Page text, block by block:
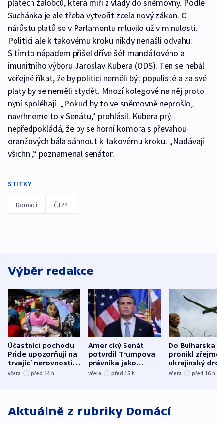
platech žalobců, která míří z vlády do sněmovny. Podle
Suchánka je ale třeba vytvořit zcela nový zákon. O
nárůstu platů se v Parlamentu mluvilo už v minulosti.
Politici ale k takovému kroku nikdy nenašli odvahu.
S tímto nápadem přišel dříve šéf mandátového a
imunitního výboru Jaroslav Kubera (ODS). Ten se nebál
veřejně říkat, že by politici neměli být populisté a za své
platy by se neměli stydět. Mnozí kolegové na něj proto
nyní spoléhají. „Pokud by to ve sněmovně neprošlo,
navrhneme to v Senátu,“ prohlásil. Kubera prý
nepředpokládá, že by se horní komora s převahou
oranžových bála sáhnout k takovému kroku. „Nadávají
všichni,“ poznamenal senátor.
ŠTÍTKY
Domácí ČT24
Výběr redakce
Účastníci pochodu
Pride upozorňují na
trvající nerovnosti i
společenskou
včera před 14 h
Americký Senát
potvrdil Trumpova
právníka jako
ministra
včera před 15 h
Do Bulharska
pronikl
ukrajinský
explodoval
včera před 16 h
Aktuálně z rubriky Domácí